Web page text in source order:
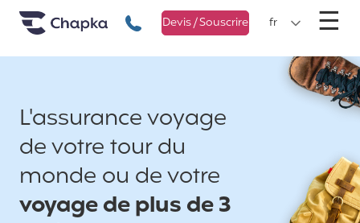
Chapka Assurances Voyages
+33 1 74 85 50 50
Devis / Souscrire fr ☰
L'assurance voyage
de votre tour du
monde ou de votre
voyage de plus de 3